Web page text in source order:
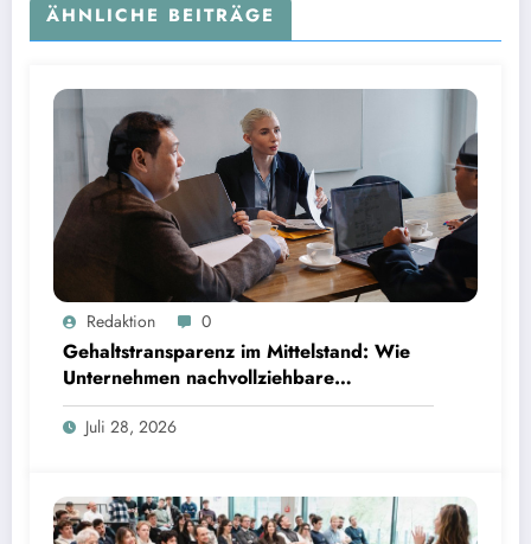
ÄHNLICHE BEITRÄGE
Gehaltstransparenz im Mittelstand: Wie Unternehmen nachvollziehbare Vergütungsmodelle
schaffenRedaktion 0
Gehaltstransparenz im Mittelstand: Wie
Unternehmen nachvollziehbare
Vergütungsmodelle schaffen
Juli 28, 2026